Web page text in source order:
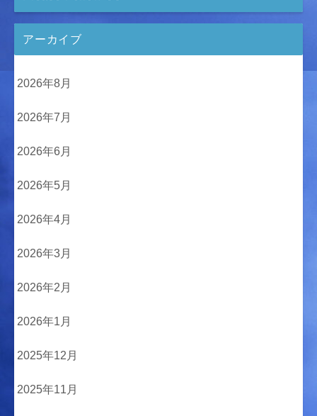
アーカイブ
2026年8月
2026年7月
2026年6月
2026年5月
2026年4月
2026年3月
2026年2月
2026年1月
2025年12月
2025年11月